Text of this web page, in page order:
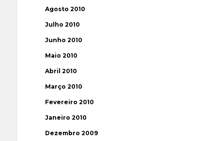
Agosto 2010
Julho 2010
Junho 2010
Maio 2010
Abril 2010
Março 2010
Fevereiro 2010
Janeiro 2010
Dezembro 2009